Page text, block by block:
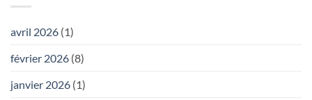
avril 2026 (1)
février 2026 (8)
janvier 2026 (1)